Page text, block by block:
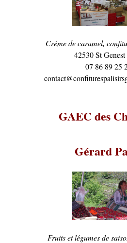
Crème de caramel,
42530 St
07 86 89 25
GAEC des
Gérard
Fruits et légumes de